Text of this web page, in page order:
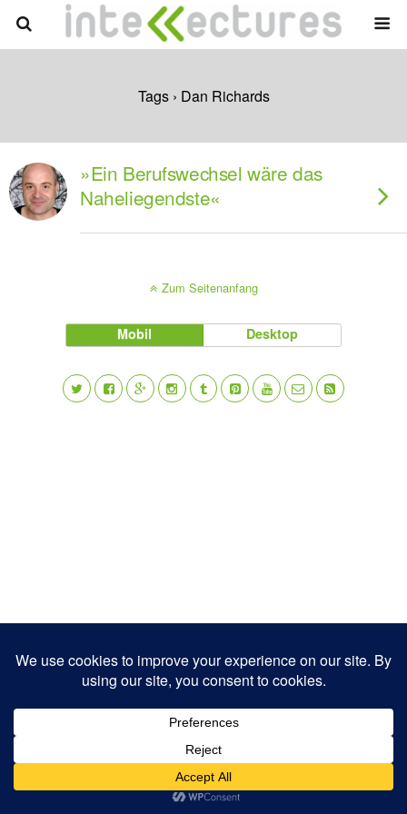
Tags › Dan Richards
»Ein Berufswechsel wäre das
Naheliegendste«
Zum Seitenanfang
Mobil Desktop